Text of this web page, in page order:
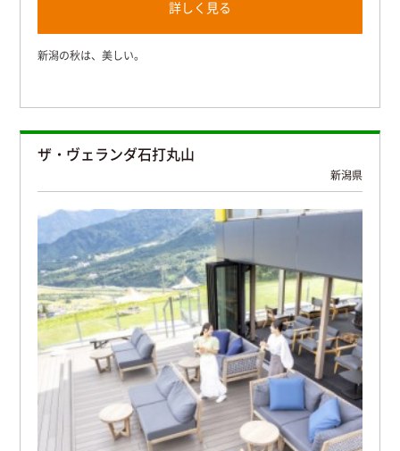
詳しく見る
新潟の秋は、美しい。
ザ・ヴェランダ石打丸山
新潟県